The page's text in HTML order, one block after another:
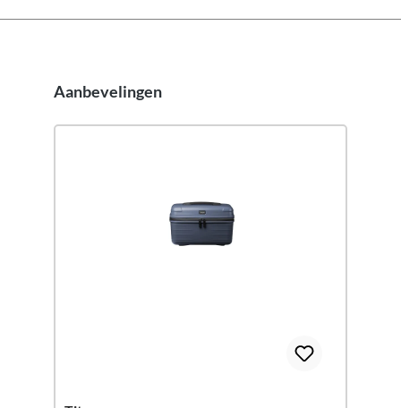
Productgalerij overslaan
Aanbevelingen